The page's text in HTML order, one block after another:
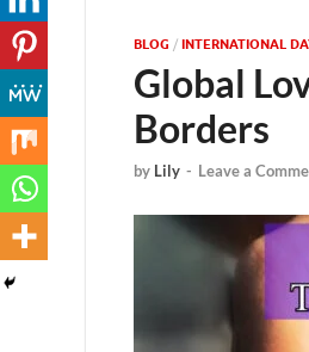
BLOG / INTERNATIONAL
Global
Borders
by Lily - Leave a